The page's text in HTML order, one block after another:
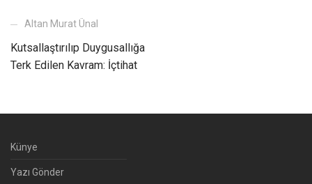
Altan Murat Ünal
Kutsallaştırılıp Duygusallığa
Terk Edilen Kavram: İçtihat
Künye
Yazı Gönder